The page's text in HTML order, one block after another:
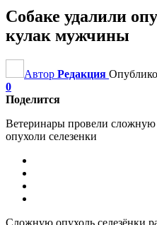
Собаке удалили
кулак мужчины
Автор Редакция
0
Поделится
Ветеринары провели
опухоли селезенки
Сложную опухоль селезёнки